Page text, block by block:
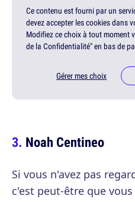
Ce contenu est fourni par un
devez accepter les cookies dans
Modifiez ce choix à tout moment
de la Confidentialité" en bas de
Gérer mes choix
Noah Centineo
Si vous n'avez pas
c'est peut-être que